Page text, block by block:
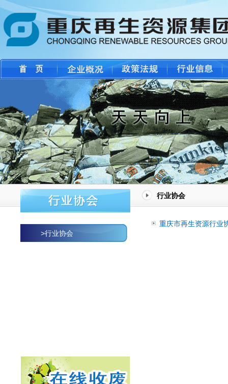
>行业协会
行业协会
重庆市再生资源行业